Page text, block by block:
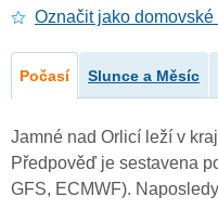
Označit jako domovské
Počasí Slunce a Měsíc
Jamné nad Orlicí leží v
Předpověď je sestavena
GFS, ECMWF).